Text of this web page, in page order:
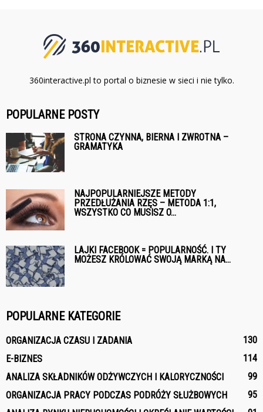
360interactive.pl to portal o biznesie w sieci i nie tylko.
POPULARNE POSTY
STRONA CZYNNA, BIERNA I ZWROTNA –
GRAMATYKA
NAJPOPULARNIEJSZE METODY
PRZEDŁUŻANIA RZĘS – METODA 1:1,
WSZYSTKO CO MUSISZ O...
LAJKI FACEBOOK = POPULARNOŚĆ. I TY
MOŻESZ KRÓLOWAĆ SWOJĄ MARKĄ NA...
POPULARNE KATEGORIE
ORGANIZACJA CZASU I ZADANIA
130
E-BIZNES
114
ANALIZA SKŁADNIKÓW ODŻYWCZYCH I KALORYCZNOŚCI
99
ORGANIZACJA PRACY PODCZAS PODRÓŻY SŁUŻBOWYCH
95